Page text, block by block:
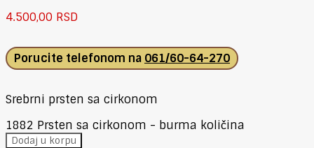
4.500,00 RSD
Porucite telefonom na 061/60-64-270
Srebrni prsten sa cirkonom
1882 Prsten sa cirkonom - burma količina
Dodaj u korpu